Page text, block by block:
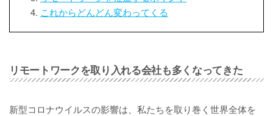
これからどんどん変わってくる
リモートワークを取り入れる会社も多くなってきた
新型コロナウイルスの影響は、私たちを取り巻く世界全体を